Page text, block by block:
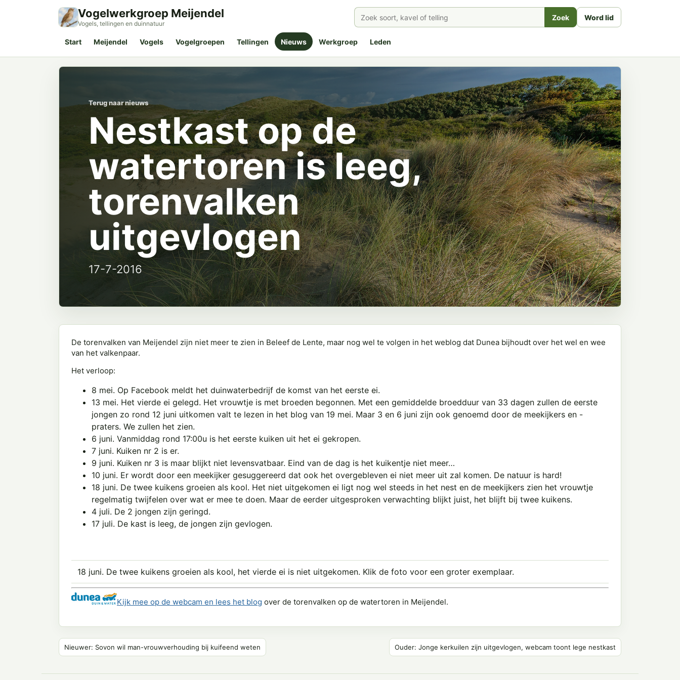
Vogelwerkgroep Meijendel
Vogels, tellingen en duinnatuur
Zoek Word lid
Start Meijendel Vogels Vogelgroepen Tellingen Nieuws Werkgroep Leden
Terug naar nieuws
Nestkast op de
watertoren is leeg,
torenvalken
uitgevlogen
17-7-2016
De torenvalken van Meijendel zijn niet meer te zien in Beleef de Lente, maar nog wel te volgen in het weblog dat Dunea bijhoudt over het wel en wee
van het valkenpaar.
Het verloop:
8 mei. Op Facebook meldt het duinwaterbedrijf de komst van het eerste ei.
13 mei. Het vierde ei gelegd. Het vrouwtje is met broeden begonnen. Met een gemiddelde broedduur van 33 dagen zullen de eerste
jongen zo rond 12 juni uitkomen valt te lezen in het blog van 19 mei. Maar 3 en 6 juni zijn ook genoemd door de meekijkers en -
praters. We zullen het zien.
6 juni. Vanmiddag rond 17:00u is het eerste kuiken uit het ei gekropen.
7 juni. Kuiken nr 2 is er.
9 juni. Kuiken nr 3 is maar blijkt niet levensvatbaar. Eind van de dag is het kuikentje niet meer…
10 juni. Er wordt door een meekijker gesuggereerd dat ook het overgebleven ei niet meer uit zal komen. De natuur is hard!
18 juni. De twee kuikens groeien als kool. Het niet uitgekomen ei ligt nog wel steeds in het nest en de meekijkers zien het vrouwtje
regelmatig twijfelen over wat er mee te doen. Maar de eerder uitgesproken verwachting blijkt juist, het blijft bij twee kuikens.
4 juli. De 2 jongen zijn geringd.
17 juli. De kast is leeg, de jongen zijn gevlogen.
18 juni. De twee kuikens groeien als kool, het vierde ei is niet uitgekomen. Klik de foto voor een groter exemplaar.
Kijk mee op de webcam en lees het blog over de torenvalken op de watertoren in Meijendel.
Nieuwer: Sovon wil man-vrouwverhouding bij kuifeend weten Ouder: Jonge kerkuilen zijn uitgevlogen, webcam toont lege nestkast